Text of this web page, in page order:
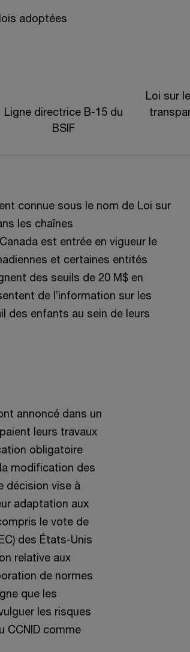
adoptées
Ligne directrice B-15 du
BSIF
Loi sur
connue sous le nom de Loi sur
les chaînes
est entrée en vigueur le
et certaines entités
des seuils de 20 M$ en
de l’information sur les
des enfants au sein de leurs
annoncé dans un
leurs travaux
obligatoire
modification des
décision vise à
adaptation aux
le vote de
des États-Unis
relative aux
de normes
que les
les risques
CCNID comme